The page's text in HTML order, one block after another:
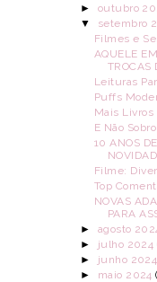
► outubro
▼ setembro
Filmes e
AQUELE
TROCAS
Leituras
Puffs
Mais
E Não
10 ANOS
Filme:
Top
NOVAS
PARA
► agosto
► julho 2024
► junho 2024
► maio 2024